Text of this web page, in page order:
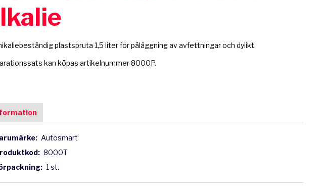
plastspruta 1,5 liter för påläggning av avfettningar och dylikt.
kan köpas artikelnummer 8000P.
Autosmart
8000T
1 st.